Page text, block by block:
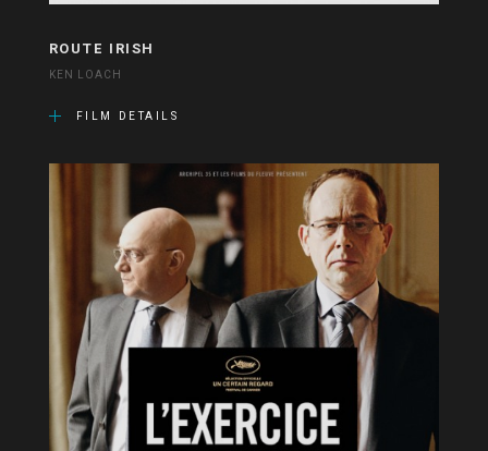
ROUTE IRISH
KEN LOACH
FILM DETAILS